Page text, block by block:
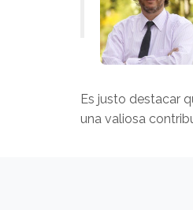
Es justo destacar
una valiosa